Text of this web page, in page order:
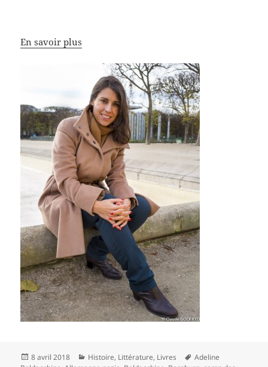
En savoir plus
Publié
8 avril 2018 Catégories
Histoire, Littérature, Livres
Mots-
Adeline